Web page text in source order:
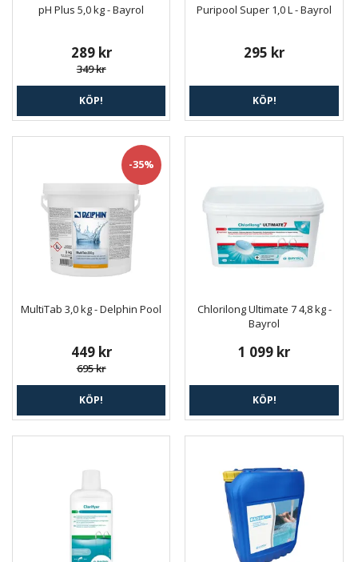
pH Plus 5,0 kg - Bayrol
289 kr
349 kr
KÖP!
Puripool Super 1,0 L - Bayrol
295 kr
KÖP!
-35%
MultiTab 3,0 kg - Delphin Pool
449 kr
695 kr
KÖP!
Chlorilong Ultimate 7 4,8 kg -
Bayrol
1 099 kr
KÖP!